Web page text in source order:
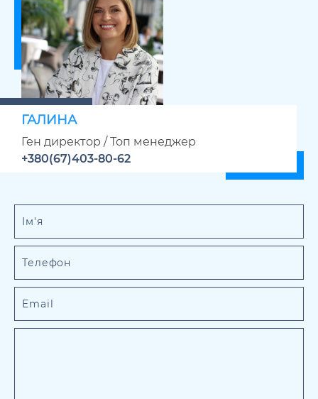
ГАЛИНА
Ген директор / Топ менеджер
+380(67)403-80-62